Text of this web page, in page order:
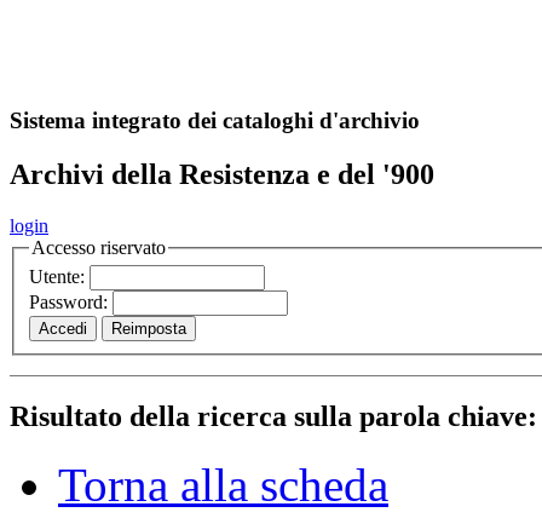
Sistema integrato dei cataloghi d'archivio
Archivi della Resistenza e del '900
login
Accesso riservato
Utente:
Password:
Risultato della ricerca sulla parola
Torna alla scheda